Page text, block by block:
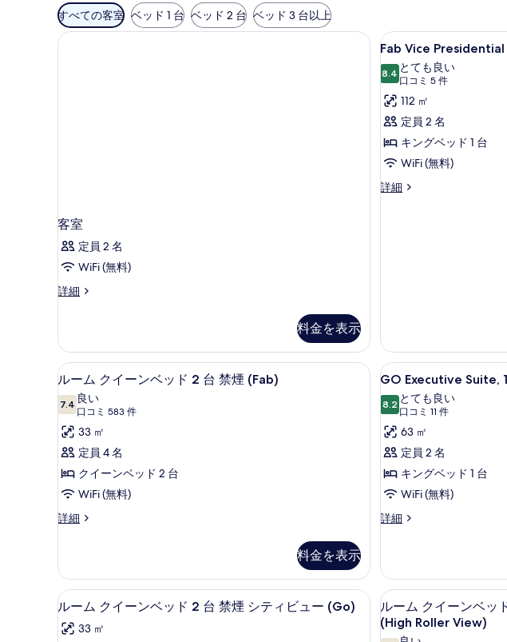
利
用
可
条
件
すべての客室 ベッド 1 台 ベッド 2 台 ベッド 3 台以上
客室
定員 2 名
WiFi (無料)
詳細
客
細
料金を表示
Fab
Vice
Presidential
Suite,
King,
Non-
Smoking
の
表
示
す
る
5
Fab Vice
8.410 点中 8.4
とても良い
口コミ 5 件
(口
コ
ミ
5
件)
112 ㎡
定員 2 名
キングベッド 1 台
WiFi (無料)
詳細
Fab
ル
ー
ム
ク
イ
ー
ン
ベ
2
台
禁
ルーム クイーンベッド 2 台 禁煙 (Fab) | ピロートップベッド
4
ルーム クイーンベッド 2 台 禁煙 (Fab)
7.410 点中 7.4
良い
口コミ 583 件
(口
コ
ミ
583
件)
33 ㎡
定員 4 名
クイーンベッド 2 台
WiFi (無料)
詳細
ル
イ
ー
ン
ッ
料金を表示
GO
Executive
Suite,
1
King
の
す
べ
て
写
真
を
表
4
GO Executive Suite,
8.210 点中 8.2
とても良い
口コミ 11 件
(口
コ
ミ
11
件)
63 ㎡
定員 2 名
キングベッド 1 台
WiFi (無料)
詳細
GO
King
の
詳
細
ル
ー
ピロートップベッド、セーフティボックス (室内)、デスク、ノ
4
ルーム クイーンベッド 2 台 禁煙 シティビュー (Go)
33 ㎡
ル
ー
4
ルーム クイーンベッ
(High Roller View)